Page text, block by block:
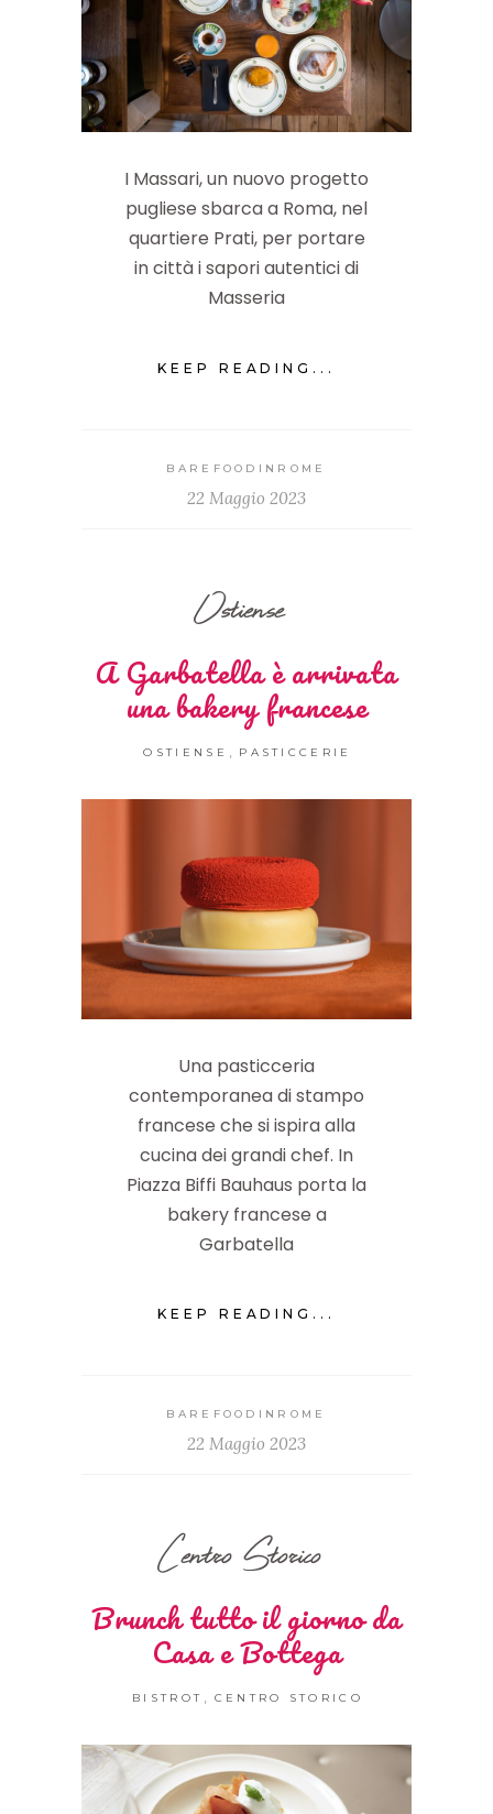
I Massari, un nuovo progetto
pugliese sbarca a Roma, nel
quartiere Prati, per portare
in città i sapori autentici di
Masseria
KEEP READING...
BAREFOODINROME
22 Maggio 2023
Ostiense
A Garbatella è arrivata
una bakery francese
OSTIENSE PASTICCERIE
Una pasticceria
contemporanea di stampo
francese che si ispira alla
cucina dei grandi chef. In
Piazza Biffi Bauhaus porta la
bakery francese a
Garbatella
KEEP READING...
BAREFOODINROME
22 Maggio 2023
Centro Storico
Brunch tutto il giorno da
Casa e Bottega
BISTROT CENTRO STORICO